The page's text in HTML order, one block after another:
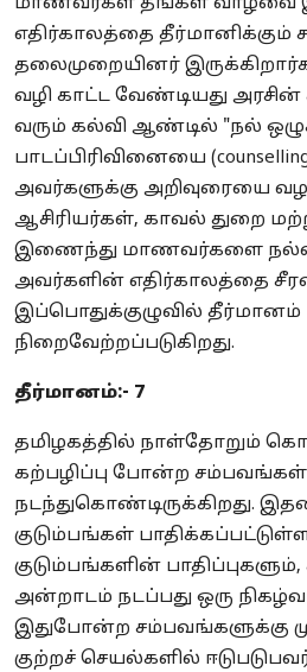
எதிர்காலத்தை
தலைமுறையினர்
வழி காட்ட வேண்டியது
வரும் கல்வி ஆண்டில் "நல்
பாடப்பிரிவினையை
அவர்களுக்கு அறிவுரையை
ஆசிரியர்கள், காவல் துறை
இணைந்து மாணவர்களை
அவர்களின் எதிர்காலத்தை
இப்பொதுக்குழுவில் தீர்மானம்
நிறைவேற்றப்படுகிறது.
தீர்மானம்:- 7
தமிழகத்தில் நாள்தோறும்
கற்பழிப்பு போன்ற
நடந்துகொண்டிருக்கிறது.
குடும்பங்கள்
குடும்பங்களின்
அன்றாடம் நடப்பது ஒரு
இதுபோன்ற சம்பவங்களுக்கு
குற்றச் செயல்களில்